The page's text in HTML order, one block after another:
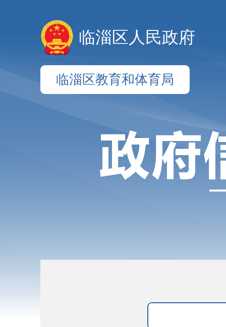
临淄区人民政府
临淄区教育和体育局